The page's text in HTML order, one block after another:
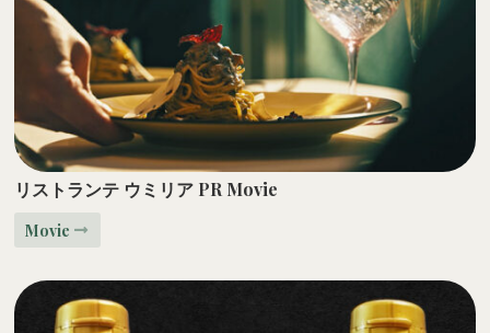
リストランテ ウミリア PR Movie
Movie